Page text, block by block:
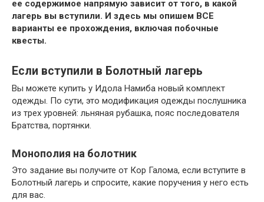
ее содержимое напрямую зависит от того, в какой
лагерь вы вступили. И здесь мы опишем ВСЕ
варианты ее прохождения, включая побочные
квесты.
Если вступили в Болотный лагерь
Вы можете купить у Идола Намиба новый комплект
одежды. По сути, это модификация одежды послушника
из трех уровней: льняная рубашка, пояс последователя
Братства, портянки.
Монополия на болотник
Это задание вы получите от Кор Галома, если вступите в
Болотный лагерь и спросите, какие поручения у него есть
для вас.